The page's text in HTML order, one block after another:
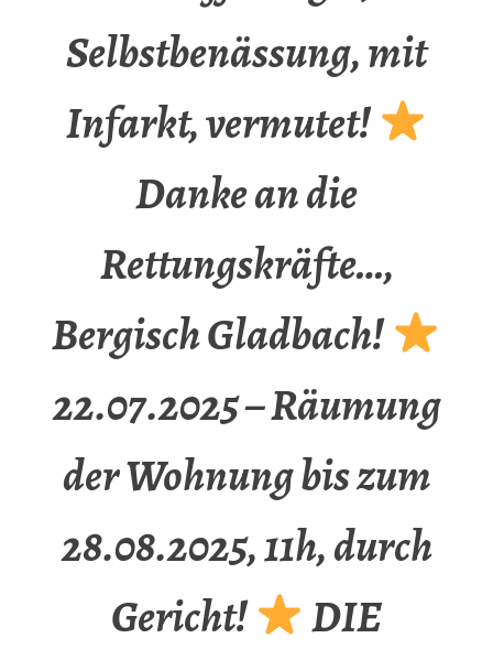
Selbstbenässung, mit
Infarkt, vermutet!
Danke an die
Rettungskräfte…,
Bergisch Gladbach!
22.07.2025 – Räumung
der Wohnung bis zum
28.08.2025, 11h, durch
Gericht!
DIE